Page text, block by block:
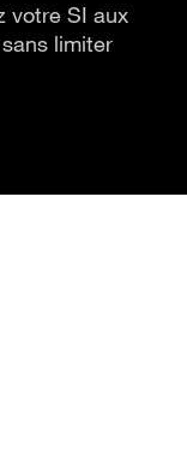
votre SI aux
limiter